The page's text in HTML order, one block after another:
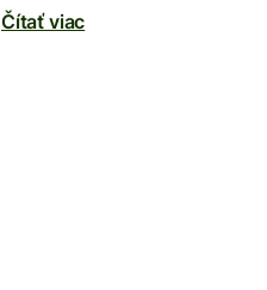
Čítať viac